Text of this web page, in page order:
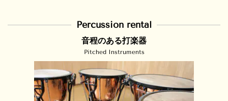
Percussion rental
音程のある打楽器
Pitched Instruments